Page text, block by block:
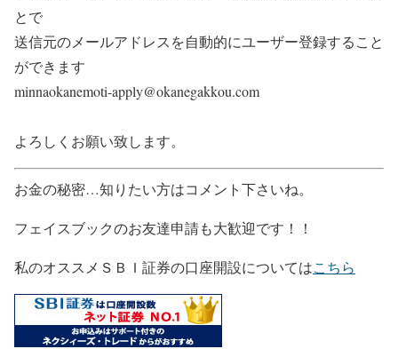
とで
送信元のメールアドレスを自動的にユーザー登録すること
ができます
minnaokanemoti-apply@okanegakkou.com
よろしくお願い致します。
お金の秘密…知りたい方はコメント下さいね。
フェイスブックのお友達申請も大歓迎です！！
私のオススメＳＢＩ証券の口座開設についてはこちら